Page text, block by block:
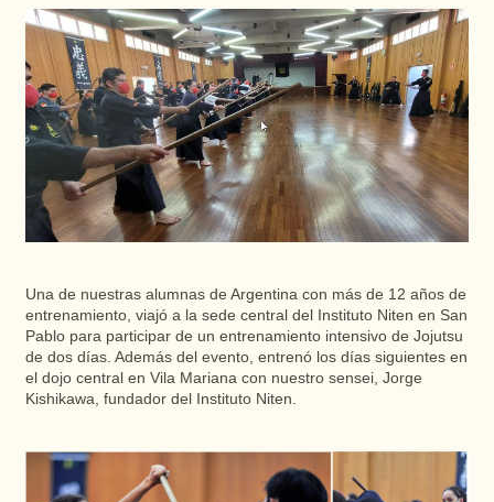
Una de nuestras alumnas de Argentina con más de 12 años de
entrenamiento, viajó a la sede central del Instituto Niten en San
Pablo para participar de un entrenamiento intensivo de Jojutsu
de dos días. Además del evento, entrenó los días siguientes en
el dojo central en Vila Mariana con nuestro sensei, Jorge
Kishikawa, fundador del Instituto Niten.